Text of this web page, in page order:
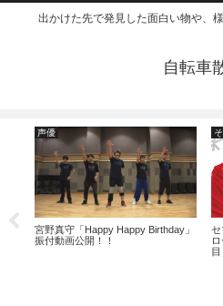
出かけた先で発見した面白い物や、
自転車
声優
宮野真守「Happy Happy Birthday」
振付動画公開！！
セ
目